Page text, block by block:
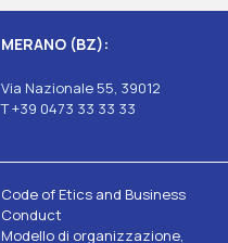
MERANO (BZ):
Via Nazionale 55, 39012
T +39 0473 33 33 33
Code of Etics and Business
Conduct
Modello di organizzazione,